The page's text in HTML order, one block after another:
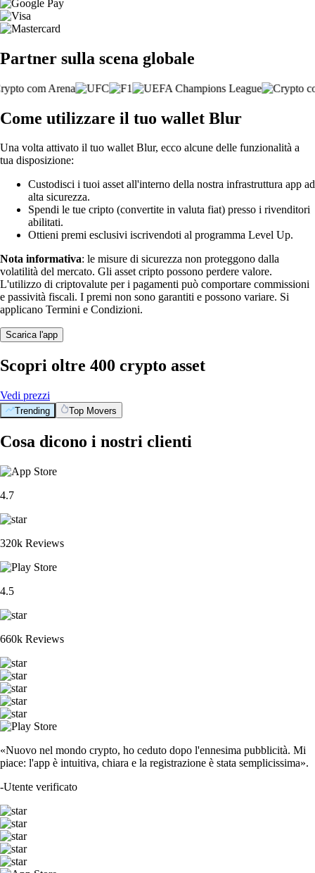
Partner sulla scena globale
Come utilizzare il tuo wallet Blur
Una volta attivato il tuo wallet Blur, ecco alcune delle funzionalità a
tua disposizione:
Custodisci i tuoi asset all'interno della nostra infrastruttura app ad
alta sicurezza.
Spendi le tue cripto (convertite in valuta fiat) presso i rivenditori
abilitati.
Ottieni premi esclusivi iscrivendoti al programma Level Up.
Nota informativa: le misure di sicurezza non proteggono dalla
volatilità del mercato. Gli asset cripto possono perdere valore.
L'utilizzo di criptovalute per i pagamenti può comportare commissioni
e passività fiscali. I premi non sono garantiti e possono variare. Si
applicano Termini e Condizioni.
Scarica l'app
Scopri oltre 400 crypto asset
Vedi prezzi
Trending Top Movers
Cosa dicono i nostri clienti
4.7
320k Reviews
4.5
660k Reviews
«Nuovo nel mondo crypto, ho ceduto dopo l'ennesima pubblicità. Mi
piace: l'app è intuitiva, chiara e la registrazione è stata semplicissima».
-Utente verificato